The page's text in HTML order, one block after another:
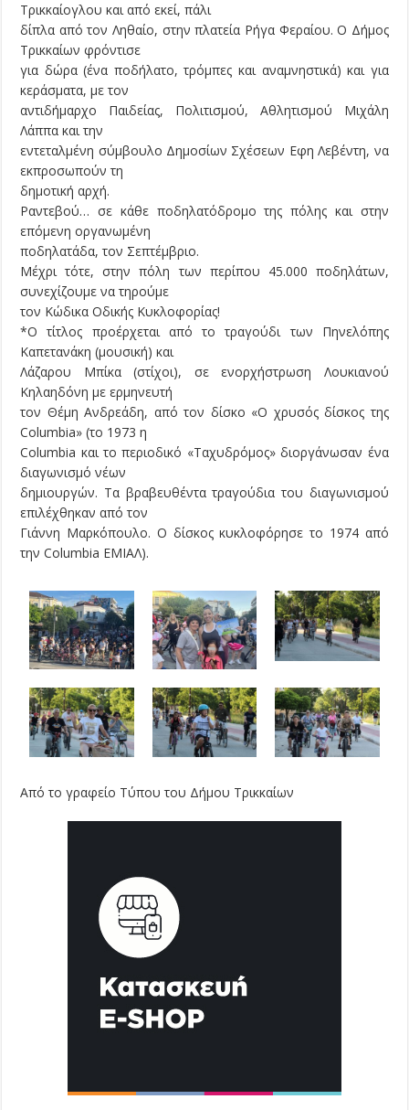
Τρικκαίογλου και από εκεί, πάλι
δίπλα από τον Ληθαίο, στην πλατεία Ρήγα Φεραίου. Ο Δήμος
Τρικκαίων φρόντισε
για δώρα (ένα ποδήλατο, τρόμπες και αναμνηστικά) και για
κεράσματα, με τον
αντιδήμαρχο Παιδείας, Πολιτισμού, Αθλητισμού Μιχάλη
Λάππα και την
εντεταλμένη σύμβουλο Δημοσίων Σχέσεων Εφη Λεβέντη, να
εκπροσωπούν τη
δημοτική αρχή.
Ραντεβού… σε κάθε ποδηλατόδρομο της πόλης και στην
επόμενη οργανωμένη
ποδηλατάδα, τον Σεπτέμβριο.
Μέχρι τότε, στην πόλη των περίπου 45.000 ποδηλάτων,
συνεχίζουμε να τηρούμε
τον Κώδικα Οδικής Κυκλοφορίας!
*Ο τίτλος προέρχεται από το τραγούδι των Πηνελόπης
Καπετανάκη (μουσική) και
Λάζαρου Μπίκα (στίχοι), σε ενορχήστρωση Λουκιανού
Κηλαηδόνη με ερμηνευτή
τον Θέμη Ανδρεάδη, από τον δίσκο «Ο χρυσός δίσκος της
Columbia» (το 1973 η
Columbia και το περιοδικό «Ταχυδρόμος» διοργάνωσαν ένα
διαγωνισμό νέων
δημιουργών. Τα βραβευθέντα τραγούδια του διαγωνισμού
επιλέχθηκαν από τον
Γιάννη Μαρκόπουλο. Ο δίσκος κυκλοφόρησε το 1974 από
την Columbia ΕΜΙΑΛ).
Από το γραφείο Τύπου του Δήμου Τρικκαίων